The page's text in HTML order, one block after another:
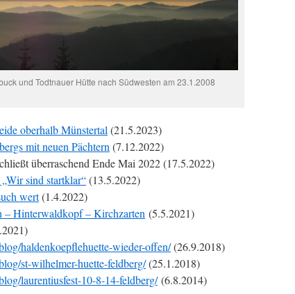
und Todtnauer Hütte nach Südwesten am 23.1.2008
oberhalb Münstertal (21.5.2023)
mit neuen Pächtern (7.12.2022)
überraschend Ende Mai 2022 (17.5.2022)
sind startklar“(13.5.2022)
wert(1.4.2022)
– Hinterwaldkopf – Kirchzarten (5.5.2021)
haldenkoepflehuette-wieder-offen/(26.9.2018)
st-wilhelmer-huette-feldberg/(25.1.2018)
laurentiusfest-10-8-14-feldberg/(6.8.2014)